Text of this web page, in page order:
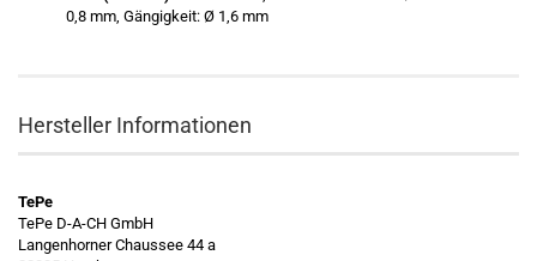
0,8 mm, Gängigkeit: Ø 1,6 mm
Hersteller Informationen
TePe
TePe D-A-CH GmbH
Langenhorner Chaussee 44 a